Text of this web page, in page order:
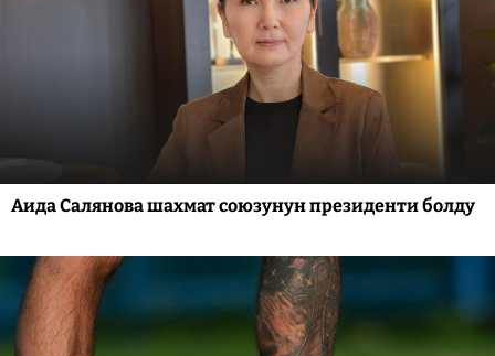
Аида Салянова шахмат союзунун президенти болду